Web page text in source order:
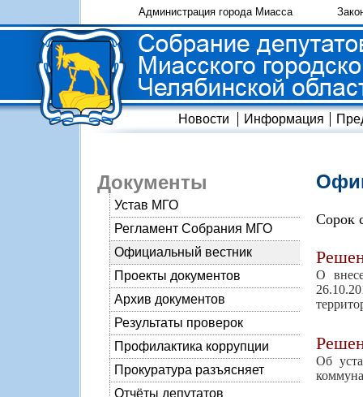
Администрация города Миасса
Новости Информация
Документы
Устав МГО
Регламент Собрания МГО
Официальный вестник
Проекты документов
Архив документов
Результаты проверок
Профилактика коррупции
Прокуратура разъясняет
Отчёты депутатов
Сорок
О
Об